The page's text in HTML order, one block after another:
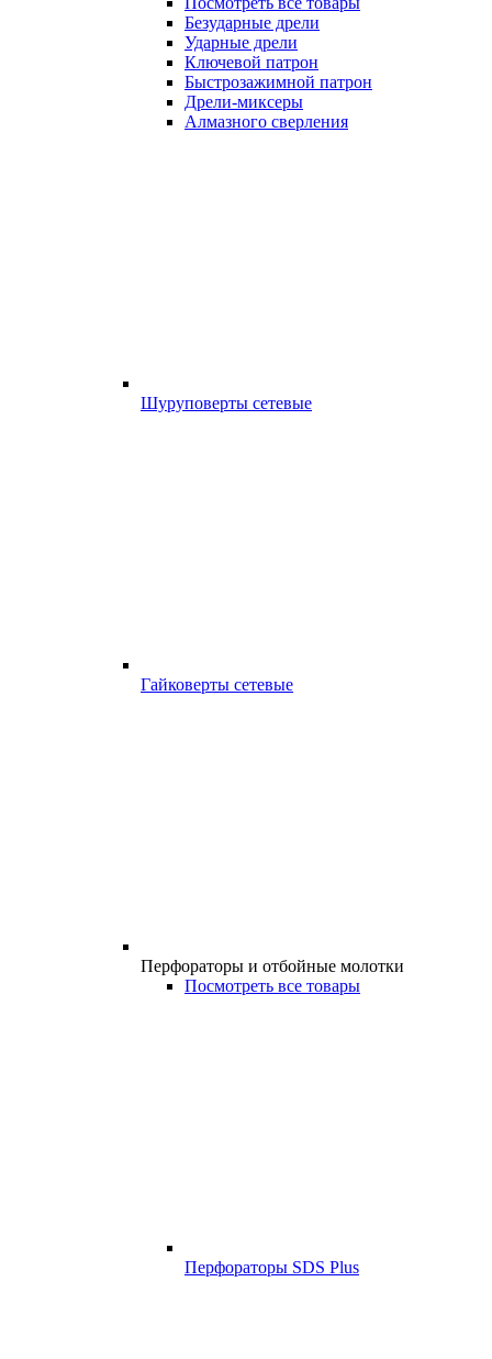
Безударные дрели
Ударные дрели
Ключевой патрон
Быстрозажимной патрон
Дрели-миксеры
Алмазного сверления
Шуруповерты сетевые
Гайковерты сетевые
Перфораторы и отбойные молотки
Посмотреть все товары
Перфораторы SDS Plus